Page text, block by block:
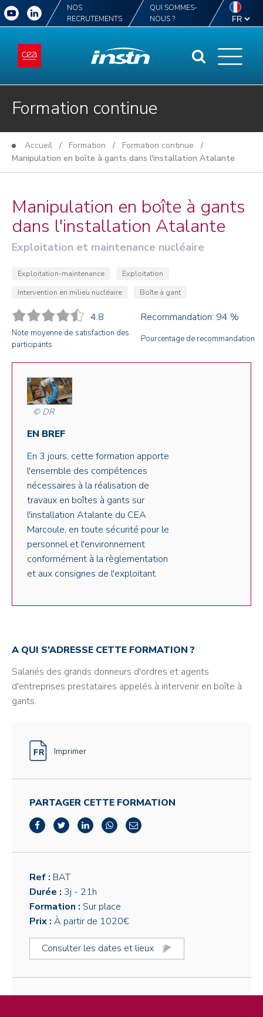
NOS
RECRUTEMENTS
QUI SOMMES-
NOUS ?
Formation continue
Accueil / Formation / Formation continue /
Manipulation en boîte à gants dans l'installation Atalante
Manipulation en boîte à gants
dans l'installation Atalante
Exploitation et maintenance nucléaire
Exploitation-maintenance
Exploitation
Intervention en milieu nucléaire
Boîte à gant
4.8 Recommandation: 94 %
Note moyenne de satisfaction des
participants
Pourcentage de recommandation
© DR
EN BREF
En 3 jours, cette formation apporte
l'ensemble des compétences
nécessaires à la réalisation de
travaux en boîtes à gants sur
l'installation Atalante du CEA
Marcoule, en toute sécurité pour le
personnel et l'environnement
conformément à la règlementation
et aux consignes de l'exploitant.
A QUI S’ADRESSE CETTE FORMATION ?
Salariés des grands donneurs d'ordres et agents
d'entreprises prestataires appelés à intervenir en boîte à
gants.
Imprimer
PARTAGER CETTE FORMATION
Ref : BAT
Durée : 3j - 21h
Formation : Sur place
Prix : À partir de 1020€
Consulter les dates et lieux